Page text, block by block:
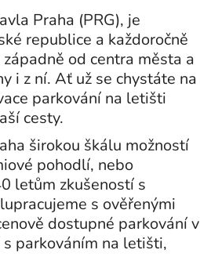
Praha (PRG), je
republice a každoročně
od centra města a
i z ní. Ať už se chystáte na
parkování na letišti
cesty.
širokou škálu možností
pohodlí, nebo
letům zkušeností s
s ověřenými
dostupné parkování v
parkováním na letišti,